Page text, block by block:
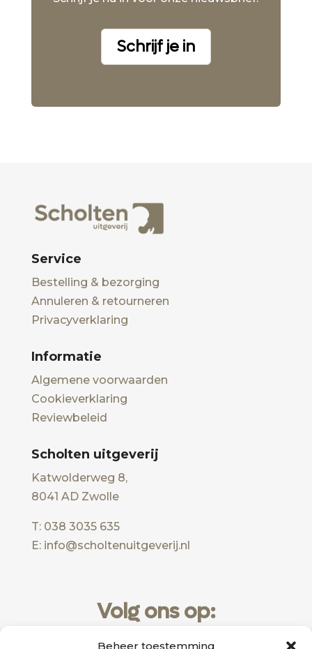
Beheer toestemming
Schrijf je in
Service
Bestelling & bezorging
Annuleren & retourneren
Privacyverklaring
Informatie
Algemene voorwaarden
Cookieverklaring
Reviewbeleid
Scholten uitgeverij
Katwolderweg 8,
8041 AD Zwolle
T: 038 3035 635
E: info@scholtenuitgeverij.nl
Volg ons op: